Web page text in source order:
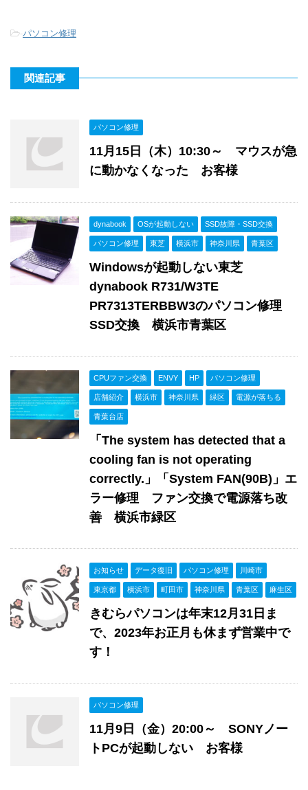
-パソコン修理
関連記事
パソコン修理
11月15日（木）10:30～ マウスが急
に動かなくなった お客様
dynabook OSが起動しない SSD故障・SSD交換
パソコン修理 東芝 横浜市 神奈川県 青葉区
Windowsが起動しない東芝
dynabook R731/W3TE
PR7313TERBBW3のパソコン修理
SSD交換 横浜市青葉区
CPUファン交換 ENVY HP パソコン修理
店舗紹介 横浜市 神奈川県 緑区 電源が落ちる
青葉台店
「The system has detected that a
cooling fan is not operating
correctly.」「System FAN(90B)」エ
ラー修理 ファン交換で電源落ち改
善 横浜市緑区
お知らせ データ復旧 パソコン修理 川崎市
東京都 横浜市 町田市 神奈川県 青葉区 麻生区
きむらパソコンは年末12月31日ま
で、2023年お正月も休まず営業中で
す！
パソコン修理
11月9日（金）20:00～ SONYノー
トPCが起動しない お客様